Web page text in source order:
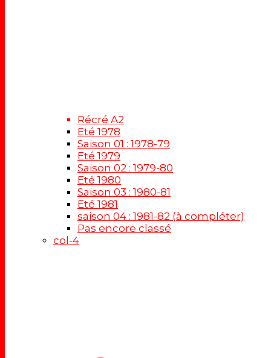
Récré A2
Eté 1978
Saison 01 : 1978-79
Eté 1979
Saison 02 : 1979-80
Eté 1980
Saison 03 : 1980-81
Eté 1981
saison 04 : 1981-82 (à compléter)
Pas encore classé
col-4